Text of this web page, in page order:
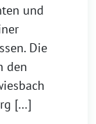
und
Die
den
[…]